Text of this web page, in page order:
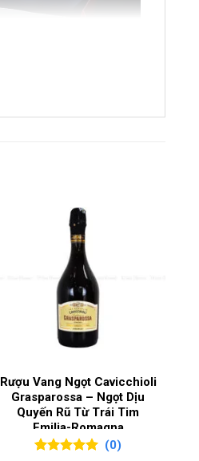
Rượu Vang Ngọt Cavicchioli
Grasparossa – Ngọt Dịu
Quyến Rũ Từ Trái Tim
Emilia-Romagna
(0)